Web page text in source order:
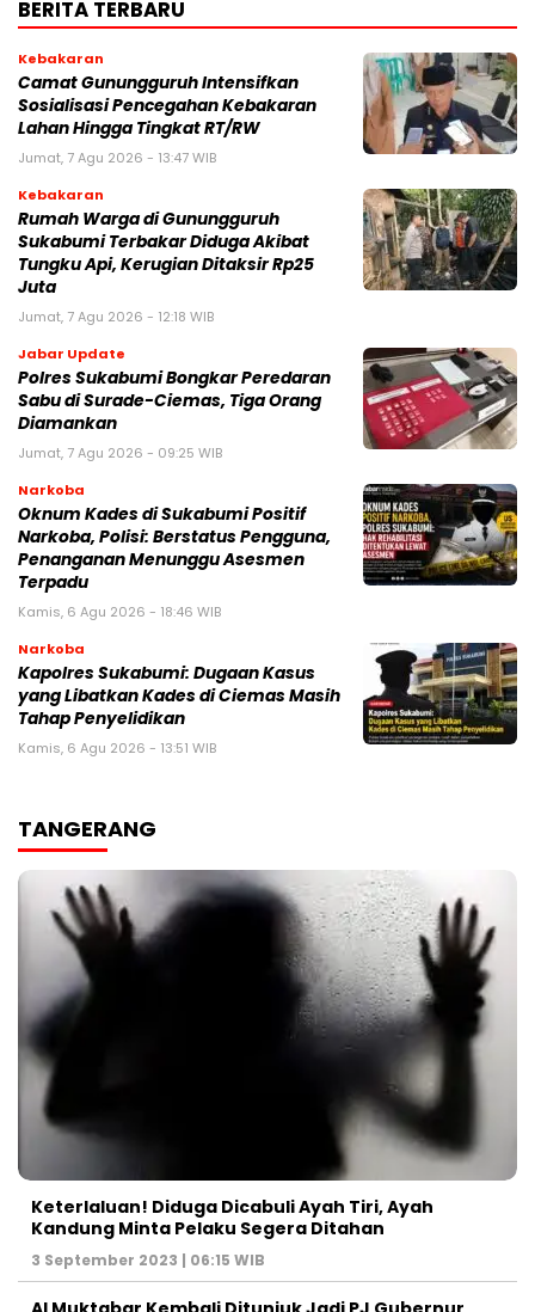
BERITA TERBARU
Kebakaran
‎‎Camat Gunungguruh Intensifkan
Sosialisasi Pencegahan Kebakaran
Lahan Hingga Tingkat RT/RW‎
Jumat, 7 Agu 2026 - 13:47 WIB
Kebakaran
‎Rumah Warga di Gunungguruh
Sukabumi Terbakar Diduga Akibat
Tungku Api, Kerugian Ditaksir Rp25
Juta
Jumat, 7 Agu 2026 - 12:18 WIB
Jabar Update
Polres Sukabumi Bongkar Peredaran
Sabu di Surade-Ciemas, Tiga Orang
Diamankan
Jumat, 7 Agu 2026 - 09:25 WIB
Narkoba
Oknum Kades di Sukabumi Positif
Narkoba, Polisi: Berstatus Pengguna,
Penanganan Menunggu Asesmen
Terpadu
Kamis, 6 Agu 2026 - 18:46 WIB
Narkoba
Kapolres Sukabumi: Dugaan Kasus
yang Libatkan Kades di Ciemas Masih
Tahap Penyelidikan
Kamis, 6 Agu 2026 - 13:51 WIB
TANGERANG
Keterlaluan! Diduga Dicabuli Ayah Tiri, Ayah
Kandung Minta Pelaku Segera Ditahan
3 September 2023 | 06:15 WIB